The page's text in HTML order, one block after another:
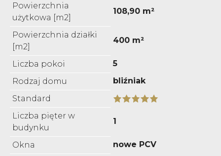
Powierzchnia
użytkowa [m2]
108,90 m²
Powierzchnia działki
[m2]
400 m²
Liczba pokoi
5
Rodzaj domu
bliźniak
Standard
Liczba pięter w
budynku
1
Okna
nowe PCV